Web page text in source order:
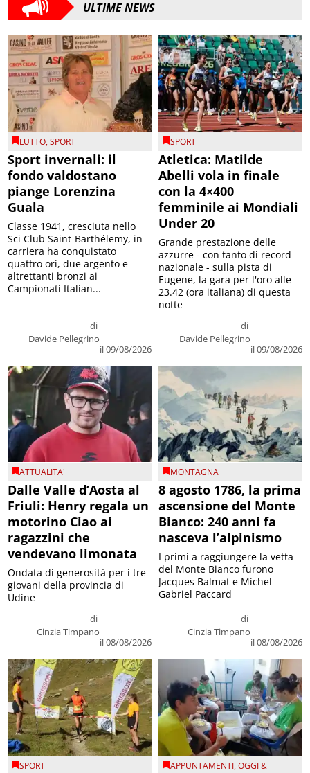
ULTIME NEWS
LUTTO,SPORT
Sport invernali: il
fondo valdostano
piange Lorenzina
Guala
di
Davide Pellegrino
il 09/08/2026
Classe 1941, cresciuta nello
Sci Club Saint-Barthélemy, in
carriera ha conquistato
quattro ori, due argento e
altrettanti bronzi ai
Campionati Italian...
SPORT
Atletica: Matilde
Abelli vola in finale
con la 4×400
femminile ai Mondiali
Under 20
di
Davide Pellegrino
il 09/08/2026
Grande prestazione delle
azzurre - con tanto di record
nazionale - sulla pista di
Eugene, la gara per l'oro alle
23.42 (ora italiana) di questa
notte
ATTUALITA'
Dalle Valle d’Aosta al
Friuli: Henry regala un
motorino Ciao ai
ragazzini che
vendevano limonata
di
Cinzia Timpano
il 08/08/2026
Ondata di generosità per i tre
giovani della provincia di
Udine
MONTAGNA
8 agosto 1786, la prima
ascensione del Monte
Bianco: 240 anni fa
nasceva l’alpinismo
di
Cinzia Timpano
il 08/08/2026
I primi a raggiungere la vetta
del Monte Bianco furono
Jacques Balmat e Michel
Gabriel Paccard
SPORT APPUNTAMENTI,OGGI &